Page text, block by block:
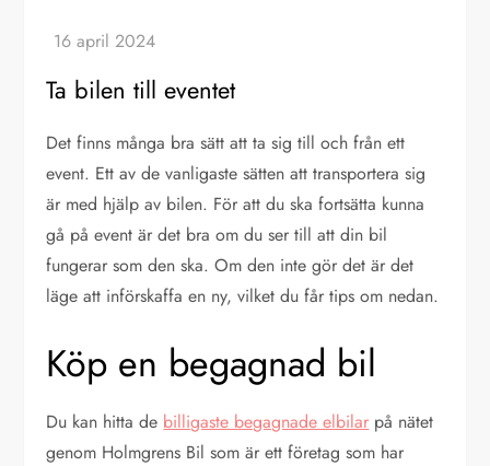
Ta bilen till eventet
Det finns många bra sätt att ta sig till och från ett
event. Ett av de vanligaste sätten att transportera sig
är med hjälp av bilen. För att du ska fortsätta kunna
gå på event är det bra om du ser till att din bil
fungerar som den ska. Om den inte gör det är det
läge att införskaffa en ny, vilket du får tips om nedan.
Köp en begagnad bil
Du kan hitta de billigaste begagnade elbilar på nätet
genom Holmgrens Bil som är ett företag som har